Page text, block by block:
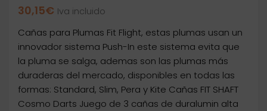
30,15€ Iva incluido
Cañas para Plumas Fit Flight, estas plumas usan un
innovador sistema Push-In este sistema evita que
la pluma se salga, ademas son las plumas más
duraderas del mercado, disponibles en todas las
formas: Standard, Slim, Pera y Kite Cañas FIT SHAFT
Cosmo Darts Juego de 3 cañas de duralumin alta